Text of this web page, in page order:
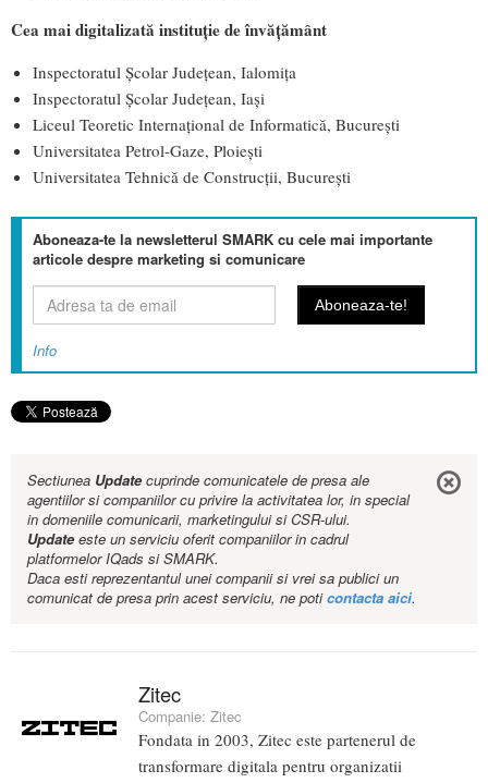
Cea mai digitalizată instituție de învățământ
Inspectoratul Școlar Județean, Ialomița
Inspectoratul Școlar Județean, Iași
Liceul Teoretic Internațional de Informatică, București
Universitatea Petrol-Gaze, Ploiești
Universitatea Tehnică de Construcții, București
Aboneaza-te la newsletterul SMARK cu cele mai importante
articole despre marketing si comunicare
Info
Sectiunea Updatecuprinde comunicatele de presa ale
agentiilor si companiilor cu privire la activitatea lor, in special
in domeniile comunicarii, marketingului si CSR-ului.
Updateeste un serviciu oferit companiilor in cadrul
platformelor IQads si SMARK.
Daca esti reprezentantul unei companii si vrei sa publici un
comunicat de presa prin acest serviciu, ne poticontacta aici.
Zitec
Companie: Zitec
Fondata in 2003, Zitec este partenerul de
transformare digitala pentru organizatii